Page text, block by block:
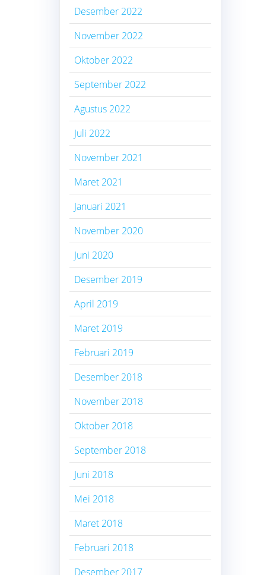
Desember 2022
November 2022
Oktober 2022
September 2022
Agustus 2022
Juli 2022
November 2021
Maret 2021
Januari 2021
November 2020
Juni 2020
Desember 2019
April 2019
Maret 2019
Februari 2019
Desember 2018
November 2018
Oktober 2018
September 2018
Juni 2018
Mei 2018
Maret 2018
Februari 2018
Desember 2017